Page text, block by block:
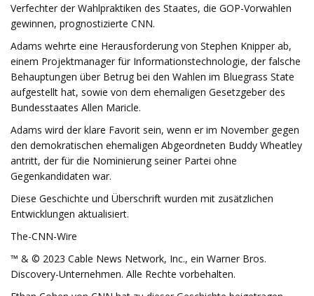
Verfechter der Wahlpraktiken des Staates, die GOP-Vorwahlen
gewinnen, prognostizierte CNN.
Adams wehrte eine Herausforderung von Stephen Knipper ab,
einem Projektmanager für Informationstechnologie, der falsche
Behauptungen über Betrug bei den Wahlen im Bluegrass State
aufgestellt hat, sowie von dem ehemaligen Gesetzgeber des
Bundesstaates Allen Maricle.
Adams wird der klare Favorit sein, wenn er im November gegen
den demokratischen ehemaligen Abgeordneten Buddy Wheatley
antritt, der für die Nominierung seiner Partei ohne
Gegenkandidaten war.
Diese Geschichte und Überschrift wurden mit zusätzlichen
Entwicklungen aktualisiert.
The-CNN-Wire
™ & © 2023 Cable News Network, Inc., ein Warner Bros.
Discovery-Unternehmen. Alle Rechte vorbehalten.